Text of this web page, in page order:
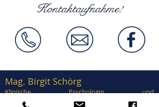
Kontaktaufnahme!
Mag. Birgit Schörg
Klinische Psychologin und
Gesundheitspsychologin